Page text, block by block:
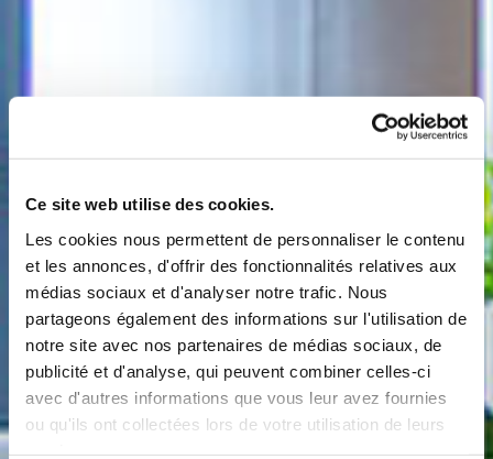
Ce site web utilise des cookies.
Les cookies nous permettent de personnaliser le contenu
et les annonces, d'offrir des fonctionnalités relatives aux
médias sociaux et d'analyser notre trafic. Nous
partageons également des informations sur l'utilisation de
notre site avec nos partenaires de médias sociaux, de
publicité et d'analyse, qui peuvent combiner celles-ci
avec d'autres informations que vous leur avez fournies
ou qu'ils ont collectées lors de votre utilisation de leurs